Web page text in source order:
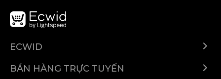
ECWID
Trung tâm trợ giúp
BÁN HÀNG TRỰC TUYẾN